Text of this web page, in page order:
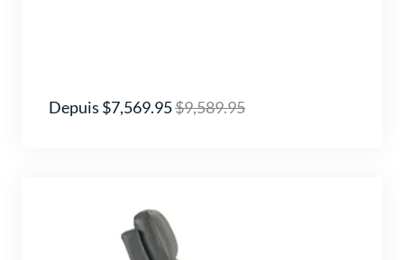
Depuis $7,569.95$9,589.95